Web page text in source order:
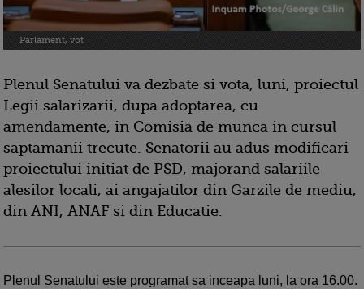
Parlament, vot
Plenul Senatului va dezbate si vota, luni, proiectul
Legii salarizarii, dupa adoptarea, cu
amendamente, in Comisia de munca in cursul
saptamanii trecute. Senatorii au adus modificari
proiectului initiat de PSD, majorand salariile
alesilor locali, ai angajatilor din Garzile de mediu,
din ANI, ANAF si din Educatie.
Plenul Senatului este programat sa inceapa luni, la ora 16.00.